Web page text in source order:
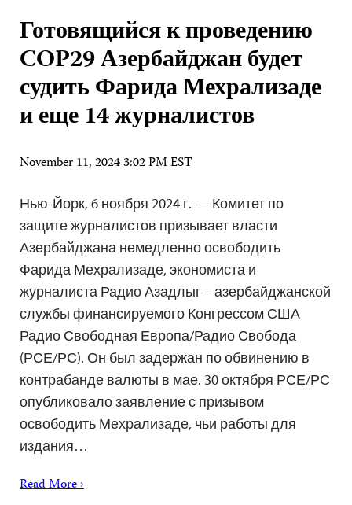
Готовящийся к проведению
COP29 Азербайджан будет
судить Фарида Мехрализаде
и еще 14 журналистов
November 11, 2024 3:02 PM EST
Нью-Йорк, 6 ноября 2024 г. — Комитет по
защите журналистов призывает власти
Азербайджана немедленно освободить
Фарида Мехрализаде, экономиста и
журналиста Радио Азадлыг – азербайджанской
службы финансируемого Конгрессом США
Радио Свободная Европа/Радио Свобода
(РСЕ/РС). Он был задержан по обвинению в
контрабанде валюты в мае. 30 октября РСЕ/РС
опубликовало заявление с призывом
освободить Мехрализаде, чьи работы для
издания…
Read More ›